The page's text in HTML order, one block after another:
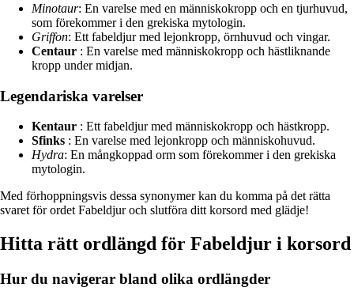
Minotaur: En varelse med en människokropp och en tjurhuvud,
som förekommer i den grekiska mytologin.
Griffon: Ett fabeldjur med lejonkropp, örnhuvud och vingar.
Centaur : En varelse med människokropp och hästliknande
kropp under midjan.
Legendariska varelser
Kentaur : Ett fabeldjur med människokropp och hästkropp.
Sfinks : En varelse med lejonkropp och människohuvud.
Hydra: En mångkoppad orm som förekommer i den grekiska
mytologin.
Med förhoppningsvis dessa synonymer kan du komma på det rätta
svaret för ordet Fabeldjur och slutföra ditt korsord med glädje!
Hitta rätt ordlängd för Fabeldjur i korsord
Hur du navigerar bland olika ordlängder